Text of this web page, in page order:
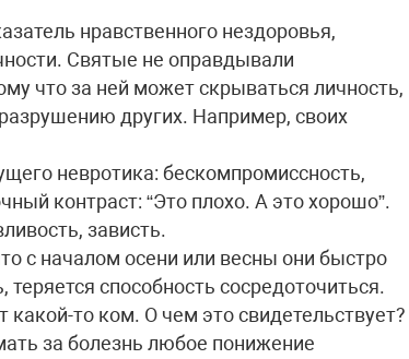
нравственного нездоровья,
Святые не оправдывали
что за ней может скрываться личность,
других. Например, своих
невротика: бескомпромиссность,
контраст: “Это плохо. А это хорошо”.
зависть.
с началом осени или весны они быстро
способность сосредоточиться.
то ком. О чем это свидетельствует?
за болезнь любое понижение